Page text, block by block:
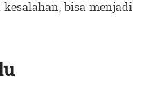
bisa menjadi